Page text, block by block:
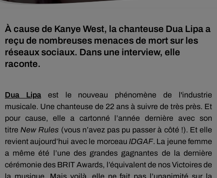
À cause de Kanye West, la chanteuse Dua Lipa a
reçu de nombreuses menaces de mort sur les
réseaux sociaux. Dans une interview, elle
raconte.
Dua Lipa
est le nouveau phénomène de l'industrie
musicale. Une chanteuse de 22 ans à suivre de très près. Et
pour cause, elle a cartonné l’année dernière avec son
titre New Rules (vous n’avez pas pu passer à côté !). Et elle
revient aujourd’hui avec le morceau IDGAF. La jeune femme
a même été l’une des grandes gagnantes de la dernière
cérémonie des BRITAwards, l’équivalent de nos Victoires de
la musique. Mais voilà, elle ne fait pas l’unanimité sur la